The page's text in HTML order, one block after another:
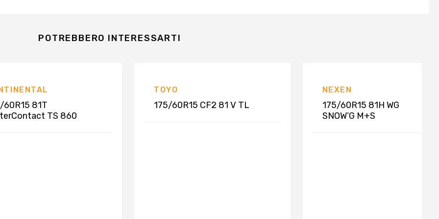
POTREBBERO INTERESSARTI
60R15 81T
TS 860
TOYO
175/60R15 CF2 81 V TL
NEXEN
175/60R15 81H WG
SNOW’G M+S